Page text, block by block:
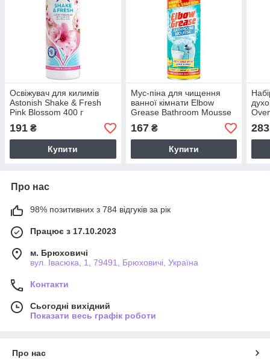
Освіжувач для килимів
Astonish Shake & Fresh
Pink Blossom 400 г
191 ₴
Купити
Мус-піна для чищення
ванної кімнати Elbow
Grease Bathroom Mousse
167₴
Купити
283
Про нас
98% позитивних з 784 відгуків за рік
Працює з 17.10.2023
м. Брюховичі
вул. Івасюка, 1, 79491, Брюховичі, Україна
Контакти
Сьогодні вихідний
Показати весь графік роботи
Про нас